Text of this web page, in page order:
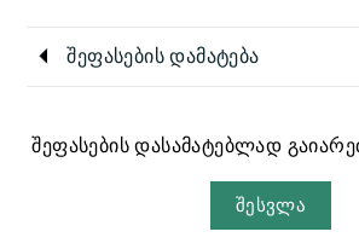
შეფასების დამატება
შეფასების დასამატებლად
შესვლა